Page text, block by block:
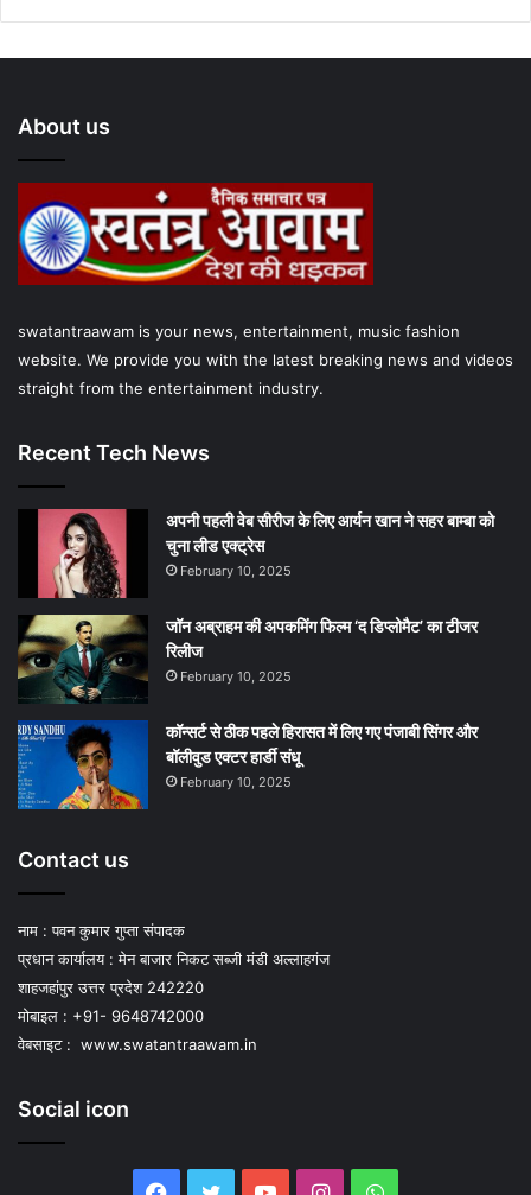
About us
swatantraawam is your news, entertainment, music fashion
website. We provide you with the latest breaking news and videos
straight from the entertainment industry.
Recent Tech News
अपनी पहली वेब सीरीज के लिए आर्यन खान ने सहर बाम्‍बा को
चुना लीड एक्‍ट्रेस
February 10, 2025
जॉन अब्राहम की अपकमिंग फिल्म ‘द डिप्लोमैट’ का टीजर
रिलीज
February 10, 2025
कॉन्सर्ट से ठीक पहले हिरासत में लिए गए पंजाबी सिंगर और
बॉलीवुड एक्टर हार्डी संधू
February 10, 2025
Contact us
नाम : पवन कुमार गुप्ता संपादक
प्रधान कार्यालय : मेन बाजार निकट सब्जी मंडी अल्लाहगंज
शाहजहांपुर उत्तर प्रदेश 242220
मोबाइल : +91- 9648742000
वेबसाइट : www.swatantraawam.in
Social icon